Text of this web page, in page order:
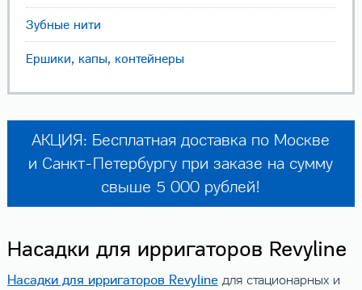
Зубные нити
Ершики, капы, контейнеры
АКЦИЯ: Бесплатная доставка по Москве
и Санкт-Петербургу при заказе на сумму
свыше 5 000 рублей!
Насадки для ирригаторов Revyline
Насадки для ирригаторов Revyline для стационарных и